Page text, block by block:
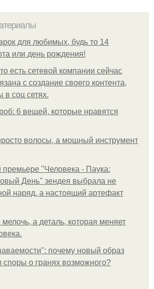
для любимых, будь то 14
или день рождения!
есть сетевой компании сейчас
с создание своего контента,
в соц сетях.
6 вещей, которые нравятся
волосы, а мощный инструмент
"Человека - Паука:
День" зендея выбрала не
наряд, а настоящий артефакт
а деталь, которая меняет
почему новый образ
о гранях возможного?